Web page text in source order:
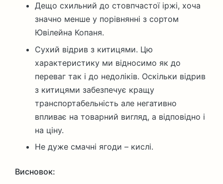
Дещо схильний до стовпчастої іржі, хоча
значно менше у порівнянні з сортом
Ювілейна Копаня.
Сухий відрив з китицями. Цю
характеристику ми відносимо як до
переваг так і до недоліків. Оскільки відрив
з китицями забезпечує кращу
транспортабельність але негативно
впливає на товарний вигляд, а відповідно і
на ціну.
Не дуже смачні ягоди – кислі.
Висновок: